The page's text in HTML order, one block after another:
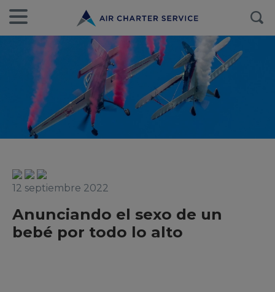
12 septiembre 2022
Anunciando el sexo de un
bebé por todo lo alto